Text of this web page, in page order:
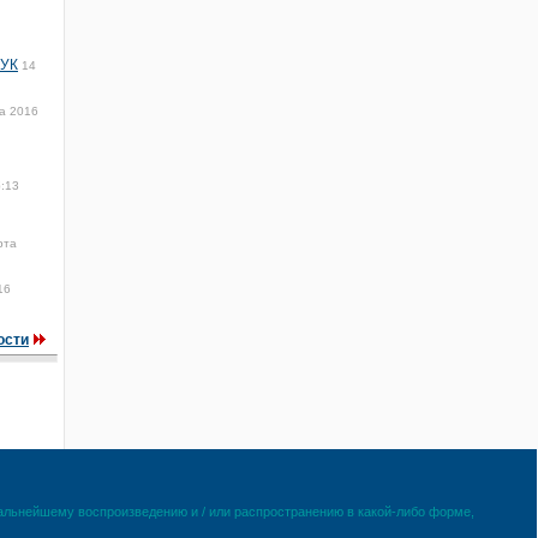
14
2016
воспроизведению и / или распространению в какой-либо форме,